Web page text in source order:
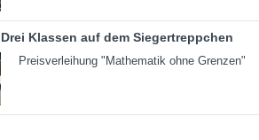
Drei Klassen auf dem Siegertreppchen
Preisverleihung "Mathematik ohne Grenzen"